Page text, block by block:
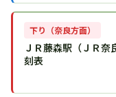
下り（奈良方面）
ＪＲ藤森駅（ＪＲ
刻表